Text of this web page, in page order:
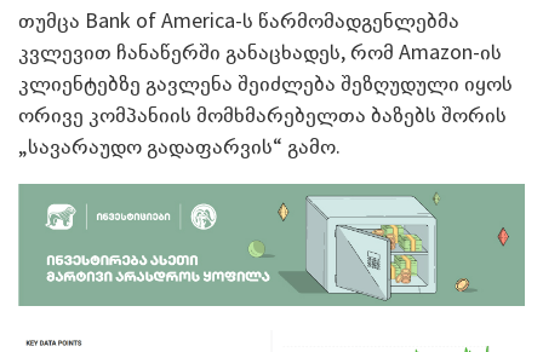
თუმცა Bank of America-ს წარმომადგენლებმა
კვლევით ჩანაწერში განაცხადეს, რომ Amazon-ის
კლიენტებზე გავლენა შეიძლება შეზღუდული იყოს
ორივე კომპანიის მომხმარებელთა ბაზებს შორის
„სავარაუდო გადაფარვის“ გამო.